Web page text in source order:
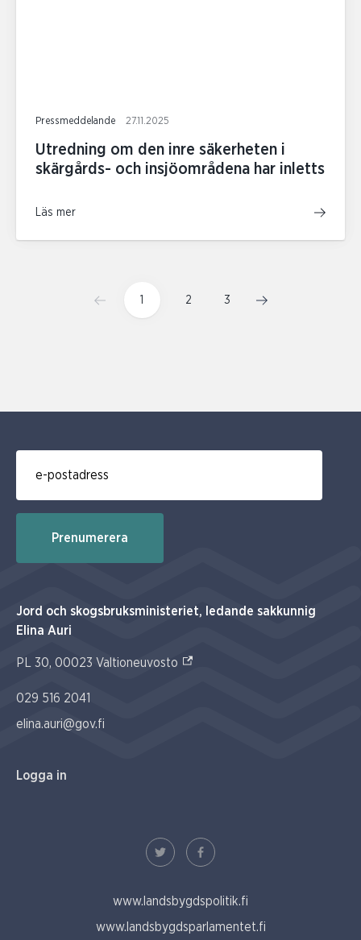
Pressmeddelande 27.11.2025
Utredning om den inre säkerheten i
skärgårds- och insjöområdena har inletts
Läs mer
1 2 3
Prenumerera
Jord och skogsbruksministeriet, ledande sakkunnig
Elina Auri
PL 30, 00023 Valtioneuvosto (Extern link)
029 516 2041
elina.auri@gov.fi
Logga in
www.landsbygdspolitik.fi
www.landsbygdsparlamentet.fi